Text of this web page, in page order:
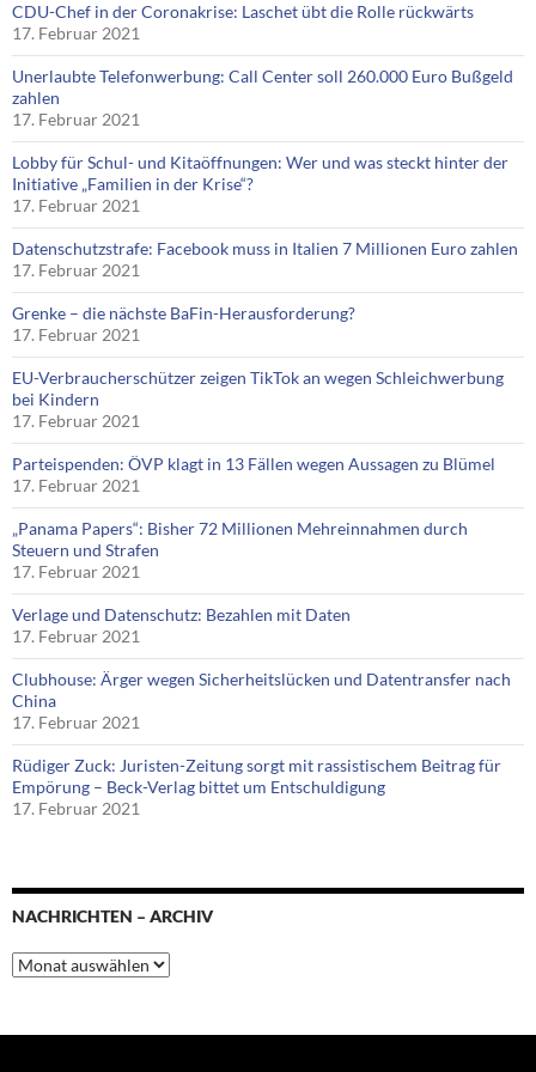
CDU-Chef in der Coronakrise: Laschet übt die Rolle rückwärts
17. Februar 2021
Unerlaubte Telefonwerbung: Call Center soll 260.000 Euro Bußgeld
zahlen
17. Februar 2021
Lobby für Schul- und Kitaöffnungen: Wer und was steckt hinter der
Initiative „Familien in der Krise“?
17. Februar 2021
Datenschutzstrafe: Facebook muss in Italien 7 Millionen Euro zahlen
17. Februar 2021
Grenke – die nächste BaFin-Herausforderung?
17. Februar 2021
EU-Verbraucherschützer zeigen TikTok an wegen Schleichwerbung
bei Kindern
17. Februar 2021
Parteispenden: ÖVP klagt in 13 Fällen wegen Aussagen zu Blümel
17. Februar 2021
„Panama Papers“: Bisher 72 Millionen Mehreinnahmen durch
Steuern und Strafen
17. Februar 2021
Verlage und Datenschutz: Bezahlen mit Daten
17. Februar 2021
Clubhouse: Ärger wegen Sicherheitslücken und Datentransfer nach
China
17. Februar 2021
Rüdiger Zuck: Juristen-Zeitung sorgt mit rassistischem Beitrag für
Empörung – Beck-Verlag bittet um Entschuldigung
17. Februar 2021
NACHRICHTEN – ARCHIV
Nachrichten
–